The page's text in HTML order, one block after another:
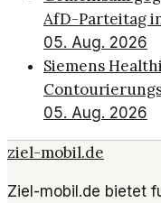
AfD-Parteitag
05. Aug. 2026
Siemens
05. Aug. 2026
ziel-mobil.de
Ziel-mobil.de bietet